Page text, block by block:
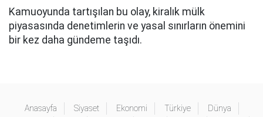
Kamuoyunda tartışılan bu olay, kiralık mülk
piyasasında denetimlerin ve yasal sınırların önemini
bir kez daha gündeme taşıdı.
Anasayfa Siyaset Ekonomi Türkiye
Dünya